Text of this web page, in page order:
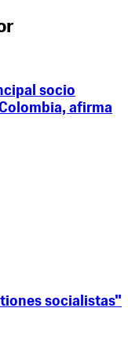
socio
afirma
socialistas"